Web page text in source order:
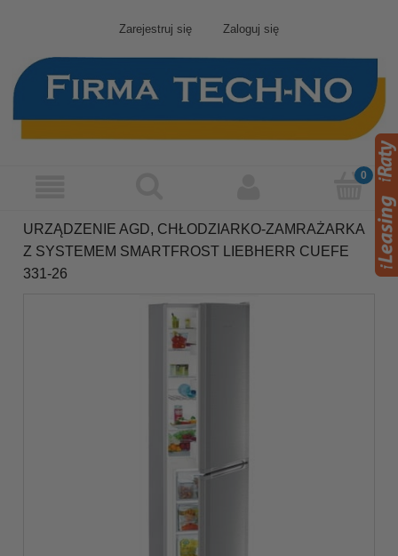
Zarejestruj się Zaloguj się
URZĄDZENIE AGD, CHŁODZIARKO-ZAMRAŻARKA
Z SYSTEMEM SMARTFROST LIEBHERR CUEFE
331-26